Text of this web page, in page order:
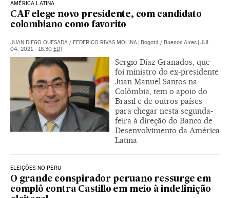
AMÉRICA LATINA
CAF elege novo presidente, com candidato
colombiano como favorito
JUAN DIEGO QUESADA / FEDERICO RIVAS MOLINA | Bogotá / Buenos Aires | JUL
04, 2021 - 18:30 EDT
Sergio Díaz Granados, que
foi ministro do ex-presidente
Juan Manuel Santos na
Colômbia, tem o apoio do
Brasil e de outros países
para chegar nesta segunda-
feira à direção do Banco de
Desenvolvimento da América
Latina
ELEIÇÕES NO PERU
O grande conspirador peruano ressurge em
complô contra Castillo em meio à indefinição